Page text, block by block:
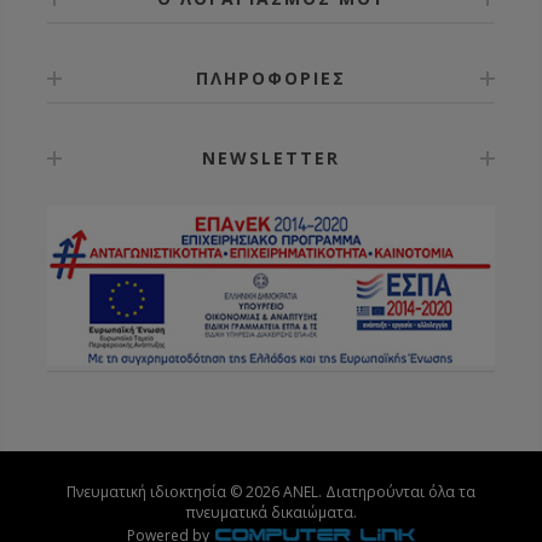
ΠΛΗΡΟΦΟΡΙΕΣ
NEWSLETTER
Πνευματική ιδιοκτησία © 2026 ANEL. Διατηρούνται όλα τα
πνευματικά δικαιώματα.
Powered by